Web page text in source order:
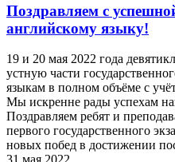
Поздравляем с
английскому языку!
19 и 20 мая 2022 года
устную части
языкам в полном объёме с
Мы искренне рады успехам
Поздравляем ребят и
первого государственного
новых побед в достижении